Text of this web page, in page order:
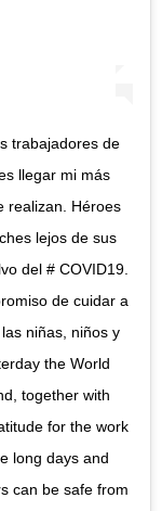
trabajadores de
llegar mi más
realizan. Héroes
lejos de sus
del # COVID19.
de cuidar a
niñas, niños y
the World
together with
for the work
long days and
can be safe from